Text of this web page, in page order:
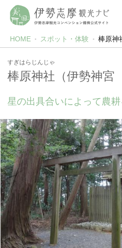
HOME スポット・体験 棒原神
すぎはらじんじゃ
棒原神社（伊勢神宮
星の出具合いによって農耕